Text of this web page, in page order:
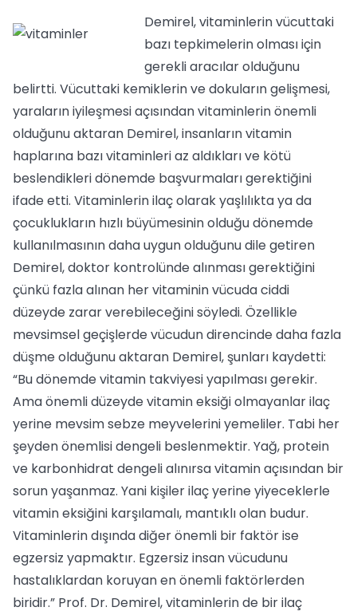
Demirel, vitaminlerin vücuttaki
bazı tepkimelerin olması için
gerekli aracılar olduğunu
belirtti. Vücuttaki kemiklerin ve dokuların gelişmesi,
yaraların iyileşmesi açısından vitaminlerin önemli
olduğunu aktaran Demirel, insanların vitamin
haplarına bazı vitaminleri az aldıkları ve kötü
beslendikleri dönemde başvurmaları gerektiğini
ifade etti. Vitaminlerin ilaç olarak yaşlılıkta ya da
çocuklukların hızlı büyümesinin olduğu dönemde
kullanılmasının daha uygun olduğunu dile getiren
Demirel, doktor kontrolünde alınması gerektiğini
çünkü fazla alınan her vitaminin vücuda ciddi
düzeyde zarar verebileceğini söyledi. Özellikle
mevsimsel geçişlerde vücudun direncinde daha fazla
düşme olduğunu aktaran Demirel, şunları kaydetti:
“Bu dönemde vitamin takviyesi yapılması gerekir.
Ama önemli düzeyde vitamin eksiği olmayanlar ilaç
yerine mevsim sebze meyvelerini yemeliler. Tabi her
şeyden önemlisi dengeli beslenmektir. Yağ, protein
ve karbonhidrat dengeli alınırsa vitamin açısından bir
sorun yaşanmaz. Yani kişiler ilaç yerine yiyeceklerle
vitamin eksiğini karşılamalı, mantıklı olan budur.
Vitaminlerin dışında diğer önemli bir faktör ise
egzersiz yapmaktır. Egzersiz insan vücudunu
hastalıklardan koruyan en önemli faktörlerden
biridir.” Prof. Dr. Demirel, vitaminlerin de bir ilaç